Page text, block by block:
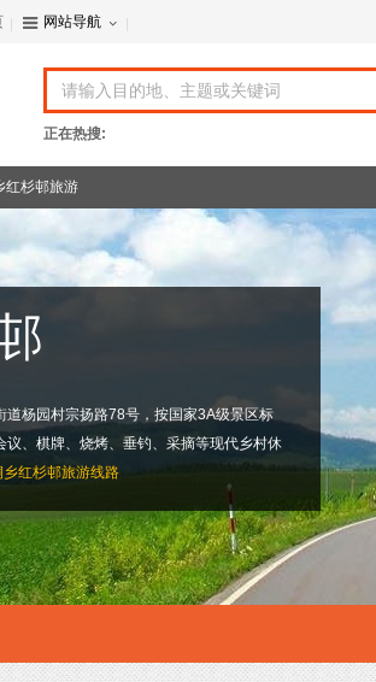
网站导航
正在热搜:
红杉邨旅游
道杨园村宗扬路78号，按国家3A级景区标
、棋牌、烧烤、垂钓、采摘等现代乡村休
乡红杉邨旅游线路